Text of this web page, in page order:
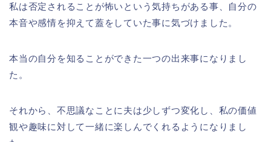
私は否定されることが怖いという気持ちがある事、自分の
本音や感情を抑えて蓋をしていた事に気づけました。
本当の自分を知ることができた一つの出来事になりまし
た。
それから、不思議なことに夫は少しずつ変化し、私の価値
観や趣味に対して一緒に楽しんでくれるようになりまし